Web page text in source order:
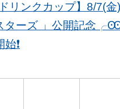
リンクカップ】8/7(金
ターズ 」公開記念
❗️